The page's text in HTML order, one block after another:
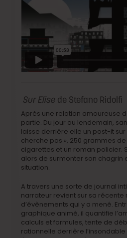
Sur Elise de Stefano Ridolfi
Après une relation amoureuse
partie. Du jour au lendemain,
laisse derrière elle un post-it
cherche pas », 250 grammes
cigarettes et un roman policier.
alors de surmonter son chagrin
situation.
A travers une sorte de journal
narrateur revient sur sa récente
d’évènements qui y a mené.
graphique animé, il quantifie
calculs et formules, tente de
rationnelle derrière